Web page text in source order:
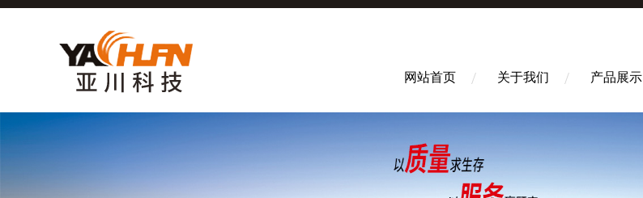
网站首页 关于我们 产品展示